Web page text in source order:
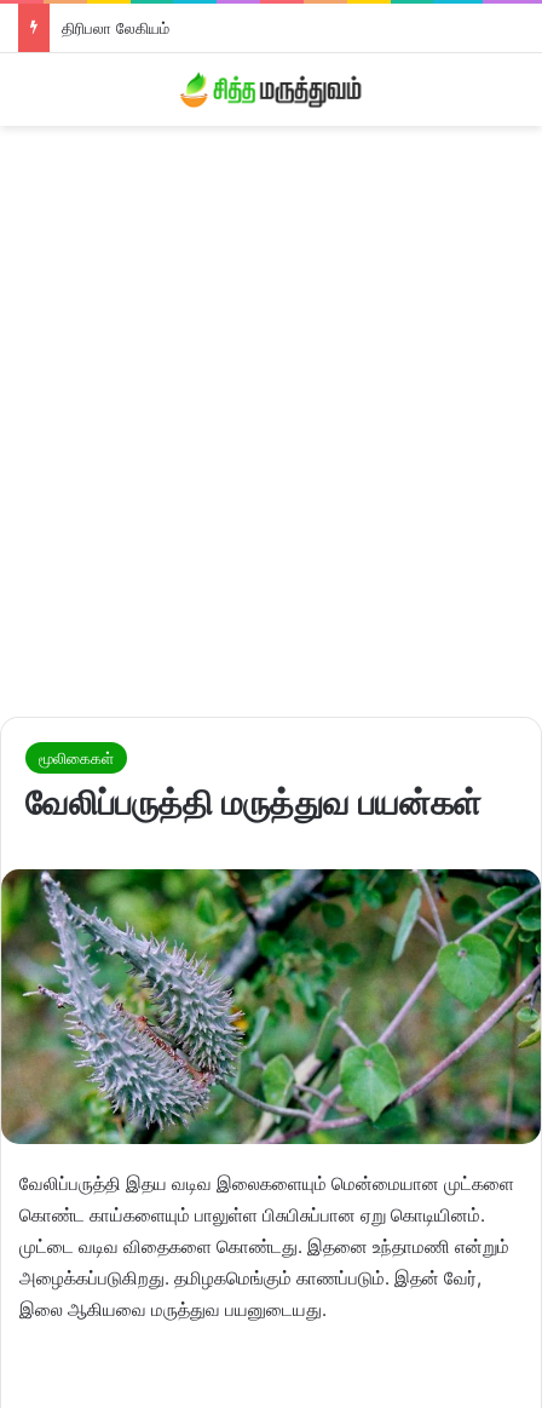
திரிபலா லேகியம்
மூலிகைகள்
வேலிப்பருத்தி மருத்துவ பயன்கள்
வேலிப்பருத்தி இதய வடிவ இலைகளையும் மென்மையான முட்களை
கொண்ட காய்களையும் பாலுள்ள பிசுபிசுப்பான ஏறு கொடியினம்.
முட்டை வடிவ விதைகளை கொண்டது. இதனை உந்தாமணி என்றும்
அழைக்கப்படுகிறது. தமிழகமெங்கும் காணப்படும். இதன் வேர்,
இலை ஆகியவை மருத்துவ பயனுடையது.